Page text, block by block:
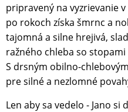
pripravený na vyzrievanie
po rokoch získa šmrnc a
tajomná a silne hrejivá,
ražného chleba so
S drsným obilno-
pre silné a nezlomné
Len aby sa vedelo - Jano si